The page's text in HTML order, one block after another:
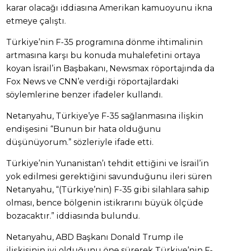
karar olacağı iddiasına Amerikan kamuoyunu ikna
etmeye çalıştı.
Türkiye’nin F-35 programına dönme ihtimalinin
artmasına karşı bu konuda muhalefetini ortaya
koyan İsrail’in Başbakanı, Newsmax röportajında da
Fox News ve CNN’e verdiği röportajlardaki
söylemlerine benzer ifadeler kullandı.
Netanyahu, Türkiye’ye F-35 sağlanmasına ilişkin
endişesini “Bunun bir hata olduğunu
düşünüyorum.” sözleriyle ifade etti.
Türkiye’nin Yunanistan’ı tehdit ettiğini ve İsrail’in
yok edilmesi gerektiğini savunduğunu ileri süren
Netanyahu, “(Türkiye’nin) F-35 gibi silahlara sahip
olması, bence bölgenin istikrarını büyük ölçüde
bozacaktır.” iddiasında bulundu.
Netanyahu, ABD Başkanı Donald Trump ile